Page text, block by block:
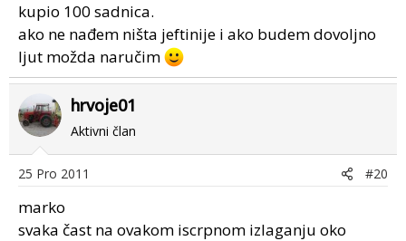
kupio 100 sadnica.
ako ne nađem ništa jeftinije i ako budem dovoljno
ljut možda naručim
hrvoje01
Aktivni član
25 Pro 2011 #20
marko
svaka čast na ovakom iscrpnom izlaganju oko